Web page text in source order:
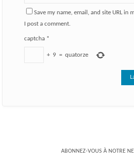
Save my name, email, and site URL in
I post a comment.
captcha*
+ 9 = quatorze
ABONNEZ-VOUS À NOTRE